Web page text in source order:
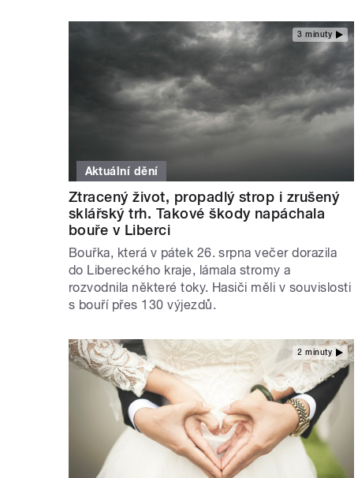
3 minuty
Aktuální dění
Ztracený život, propadlý strop i zrušený
sklářský trh. Takové škody napáchala
bouře v Liberci
Bouřka, která v pátek 26. srpna večer dorazila
do Libereckého kraje, lámala stromy a
rozvodnila některé toky. Hasiči měli v souvislosti
s bouří přes 130 výjezdů.
2 minuty